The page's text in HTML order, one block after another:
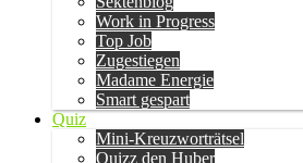
Work in Progress
Top Job
Zugestiegen
Madame Energie
Smart gespart
Quiz
Mini-Kreuzworträtsel
Quizz den Huber